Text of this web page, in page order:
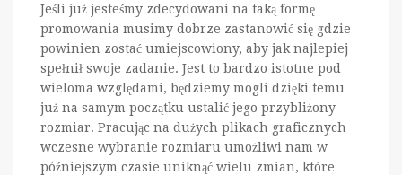
Jeśli już jesteśmy zdecydowani na taką formę
promowania musimy dobrze zastanowić się gdzie
powinien zostać umiejscowiony, aby jak najlepiej
spełnił swoje zadanie. Jest to bardzo istotne pod
wieloma względami, będziemy mogli dzięki temu
już na samym początku ustalić jego przybliżony
rozmiar. Pracując na dużych plikach graficznych
wczesne wybranie rozmiaru umożliwi nam w
późniejszym czasie uniknąć wielu zmian, które